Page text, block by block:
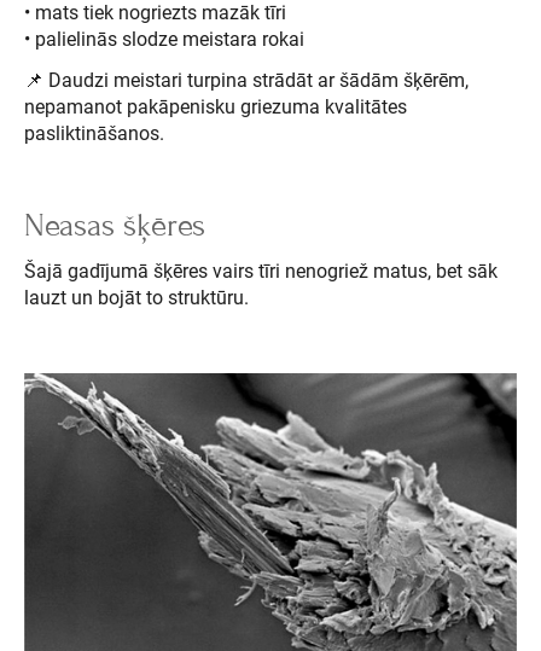
• mats tiek nogriezts mazāk tīri
• palielinās slodze meistara rokai
📌 Daudzi meistari turpina strādāt ar šādām šķērēm,
nepamanot pakāpenisku griezuma kvalitātes
pasliktināšanos.
Neasas šķēres
Šajā gadījumā šķēres vairs tīri nenogriež matus, bet sāk
lauzt un bojāt to struktūru.